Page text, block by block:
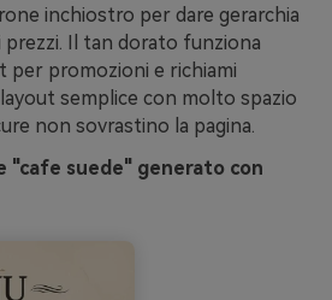
inchiostro per dare gerarchia
prezzi. Il tan dorato funziona
per promozioni e richiami
semplice con molto spazio
non sovrastino la pagina.
"cafe suede" generato con